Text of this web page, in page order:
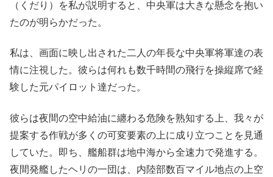
（くだり）を私が説明すると、中央軍は大きな懸念を抱い
たのが明らかだった。
私は、画面に映し出された二人の年長な中央軍将軍達の表
情に注視した。彼らは何れも数千時間の飛行を操縦席で経
験した元パイロット達だった。
彼らは夜間の空中給油に纏わる危険を熟知する上、我々が
提案する作戦が多くの可変要素の上に成り立つことを見通
していた。即ち、艦船群は地中海から全速力で発進する。
夜間発艦したヘリの一団は、内陸部数百マイル地点の上空